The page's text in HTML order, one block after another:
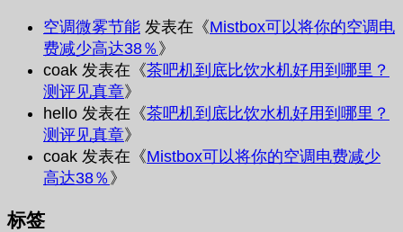
空调微雾节能 发表在《Mistbox可以将你的空调电
费减少高达38％ 》
coak 发表在《茶吧机到底比饮水机好用到哪里？
测评见真章》
hello 发表在《茶吧机到底比饮水机好用到哪里？
测评见真章》
coak 发表在《Mistbox可以将你的空调电费减少
高达38％ 》
标签